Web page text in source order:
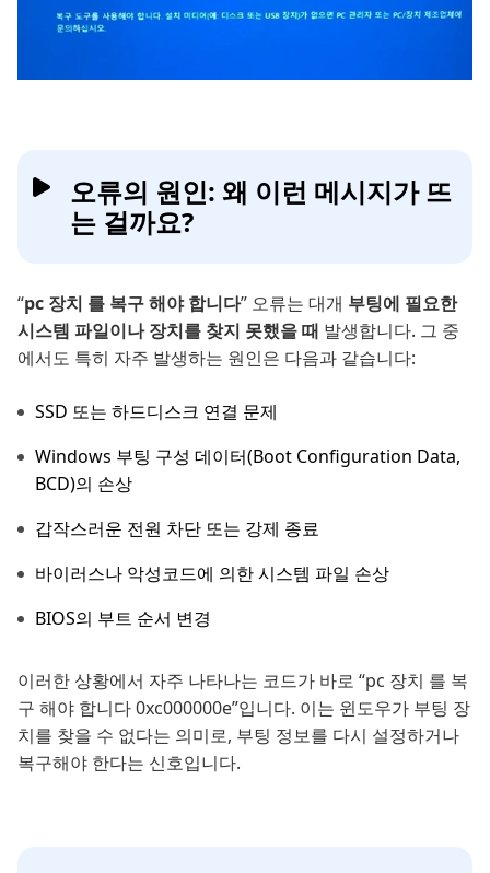
오류의 원인: 왜 이런 메시지가 뜨
는 걸까요?
“pc 장치 를 복구 해야 합니다” 오류는 대개 부팅에 필요한
시스템 파일이나 장치를 찾지 못했을 때 발생합니다. 그 중
에서도 특히 자주 발생하는 원인은 다음과 같습니다:
SSD 또는 하드디스크 연결 문제
Windows 부팅 구성 데이터(Boot Configuration Data,
BCD)의 손상
갑작스러운 전원 차단 또는 강제 종료
바이러스나 악성코드에 의한 시스템 파일 손상
BIOS의 부트 순서 변경
이러한 상황에서 자주 나타나는 코드가 바로 “pc 장치 를 복
구 해야 합니다 0xc000000e”입니다. 이는 윈도우가 부팅 장
치를 찾을 수 없다는 의미로, 부팅 정보를 다시 설정하거나
복구해야 한다는 신호입니다.